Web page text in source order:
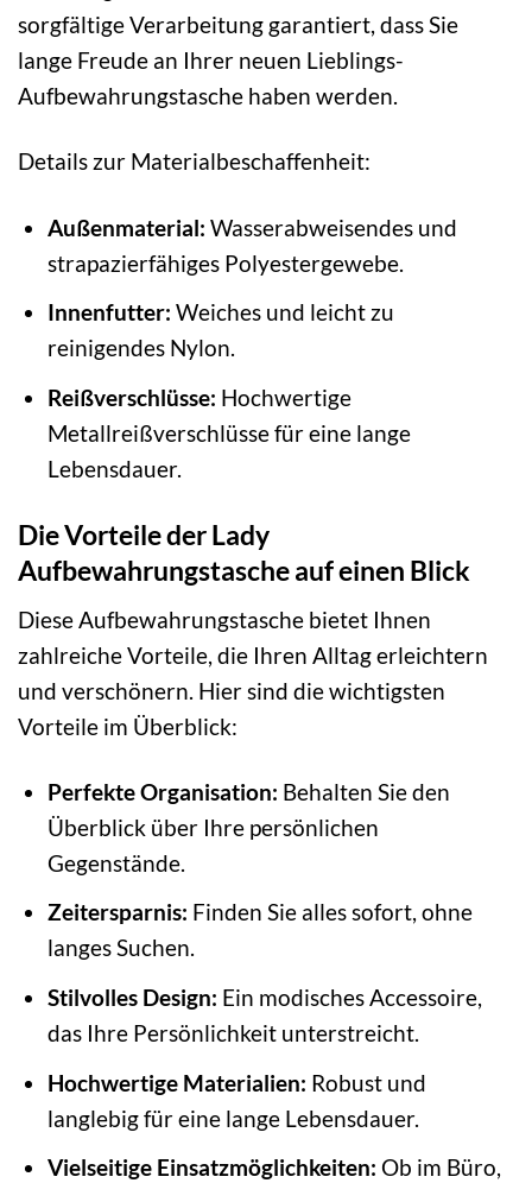
sorgfältige Verarbeitung garantiert, dass Sie
lange Freude an Ihrer neuen Lieblings-
Aufbewahrungstasche haben werden.
Details zur Materialbeschaffenheit:
Außenmaterial: Wasserabweisendes und
strapazierfähiges Polyestergewebe.
Innenfutter: Weiches und leicht zu
reinigendes Nylon.
Reißverschlüsse: Hochwertige
Metallreißverschlüsse für eine lange
Lebensdauer.
Die Vorteile der Lady
Aufbewahrungstasche auf einen Blick
Diese Aufbewahrungstasche bietet Ihnen
zahlreiche Vorteile, die Ihren Alltag erleichtern
und verschönern. Hier sind die wichtigsten
Vorteile im Überblick:
Perfekte Organisation: Behalten Sie den
Überblick über Ihre persönlichen
Gegenstände.
Zeitersparnis: Finden Sie alles sofort, ohne
langes Suchen.
Stilvolles Design: Ein modisches Accessoire,
das Ihre Persönlichkeit unterstreicht.
Hochwertige Materialien: Robust und
langlebig für eine lange Lebensdauer.
Vielseitige Einsatzmöglichkeiten: Ob im Büro,